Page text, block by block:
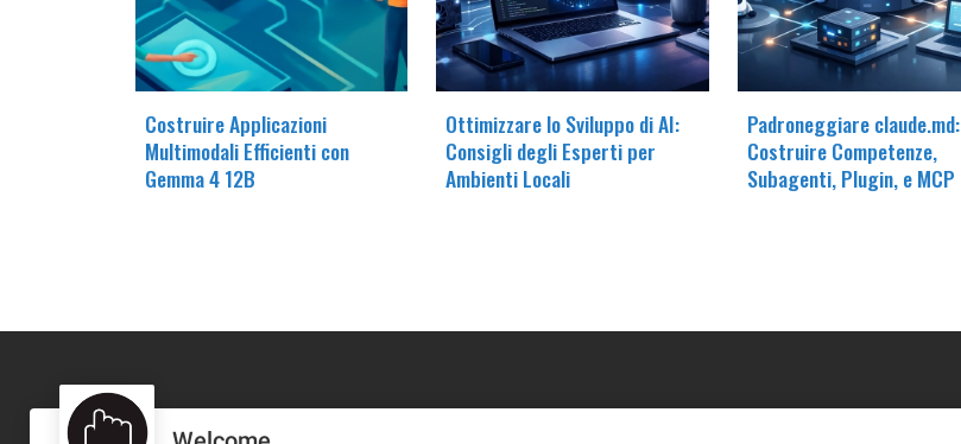
Costruire Applicazioni
Multimodali Efficienti con
Gemma 4 12B
Ottimizzare lo Sviluppo di AI:
Consigli degli Esperti per
Ambienti Locali
Padroneggiare claude.md:
Costruire Competenze,
Subagenti, Plugin, e MCP